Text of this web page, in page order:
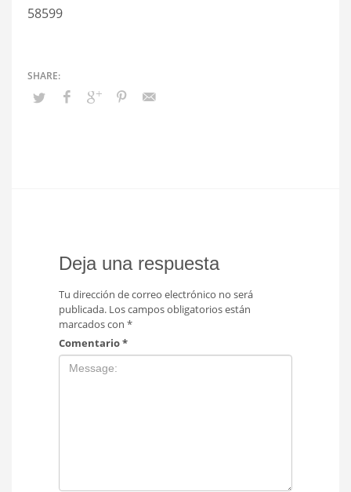
58599
Deja una respuesta
Tu dirección de correo electrónico no será
publicada. Los campos obligatorios están
marcados con *
Comentario*